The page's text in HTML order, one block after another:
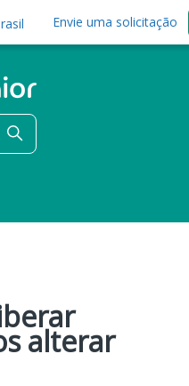
Envie uma solicitação
alterar